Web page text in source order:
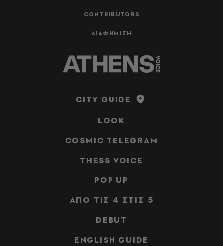
CONTRIBUTORS
ΔΙΑΦΗΜΙΣΗ
CITY GUIDE
LOOK
COSMIC TELEGRAM
THESS VOICE
POP UP
ΑΠΟ ΤΙΣ 4 ΣΤΙΣ 5
DEBUT
ENGLISH GUIDE